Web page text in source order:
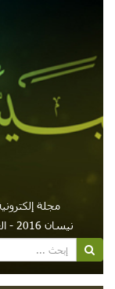
مجلة
نيسان 2016 - العدد 83 (2016-04-01)